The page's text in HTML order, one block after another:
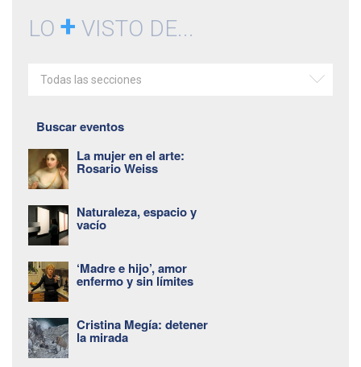
LO + VISTO DE...
Todas las secciones
Buscar eventos
La mujer en el arte:
Rosario Weiss
Naturaleza, espacio y
vacío
‘Madre e hijo’, amor
enfermo y sin límites
Cristina Megía: detener
la mirada